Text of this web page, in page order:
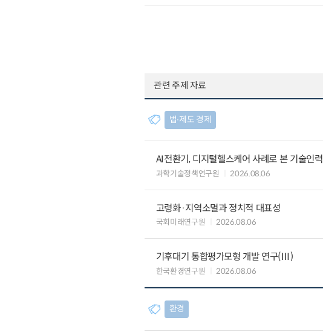
관련 주제 자료
법∙제도 경제
AI전환기, 디지털헬스케어 사례로 본 기술인
과학기술정책연구원 2026.08.06
고령화·지역소멸과 정치적 대표성
국회미래연구원 2026.08.06
기후대기 통합평가모형 개발 연구(Ⅲ)
한국환경연구원 2026.08.06
환경